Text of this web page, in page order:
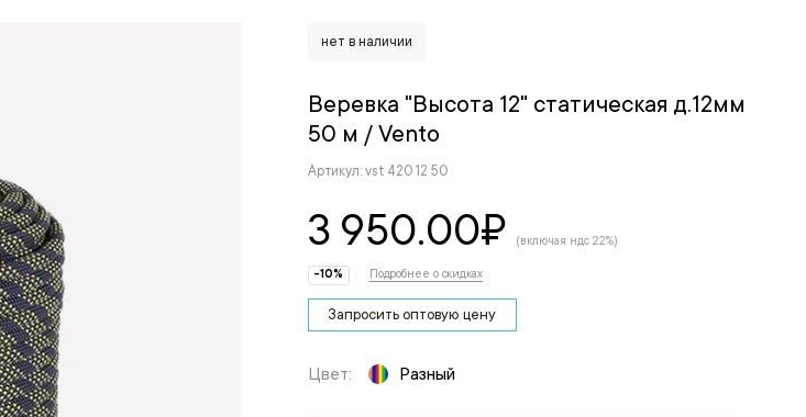
нет в наличии
Веревка "Высота 12" статическая д.12мм
50 м / Vento
Артикул: vst 420 12 50
3 950.00₽ (включая ндс 22%)
-10% Подробнее о скидках
Запросить оптовую цену
Цвет: Разный